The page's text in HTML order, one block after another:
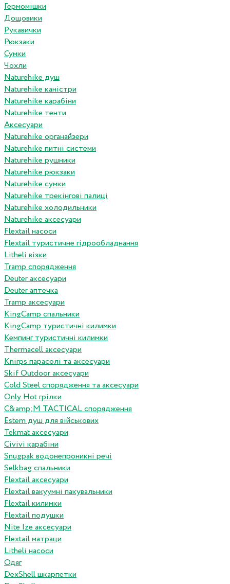
Гермомішки
Дощовики
Рукавички
Рюкзаки
Сумки
Чохли
Naturehike душ
Naturehike каністри
Naturehike карабіни
Naturehike тенти
Аксесуари
Naturehike органайзери
Naturehike питні системи
Naturehike рушники
Naturehike рюкзаки
Naturehike сумки
Naturehike трекінгові палиці
Naturehike холодильники
Naturehike аксесуари
Flextail насоси
Flextail туристичне гідрообладнання
Litheli візки
Tramp спорядження
Deuter аксесуари
Deuter аптечка
Tramp аксесуари
KingCamp спальники
KingCamp туристичні килимки
Кемпинг туристичні килимки
Thermacell аксесуари
Knirps парасолі та аксесуари
Skif Outdoor аксесуари
Cold Steel спорядження та аксесуари
Only Hot грілки
C&amp;M TACTICAL спорядження
Estem душ для військових
Tekmat аксесуари
Сivivi карабіни
Snugpak водонепроникні речі
Selkbag спальники
Flextail аксесуари
Flextail вакуумні пакувальники
Flextail килимки
Flextail подушки
Nite Ize аксесуари
Flextail матраци
Litheli насоси
Одяг
DexShell шкарпетки